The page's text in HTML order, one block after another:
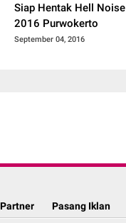
Siap Hentak Hell Noise
2016 Purwokerto
September 04, 2016
Pasang Iklan